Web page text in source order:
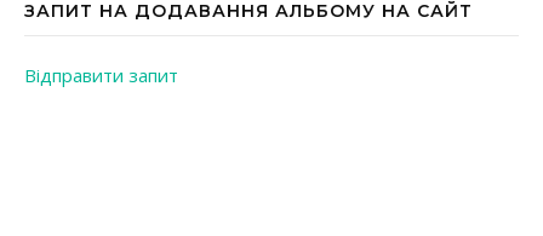
ЗАПИТ НА ДОДАВАННЯ АЛЬБОМУ НА САЙТ
Відправити запит